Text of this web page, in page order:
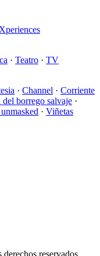
· Teatro · TV
· Channel · Corriente
del borrego salvaje ·
· Viñetas
reservados.